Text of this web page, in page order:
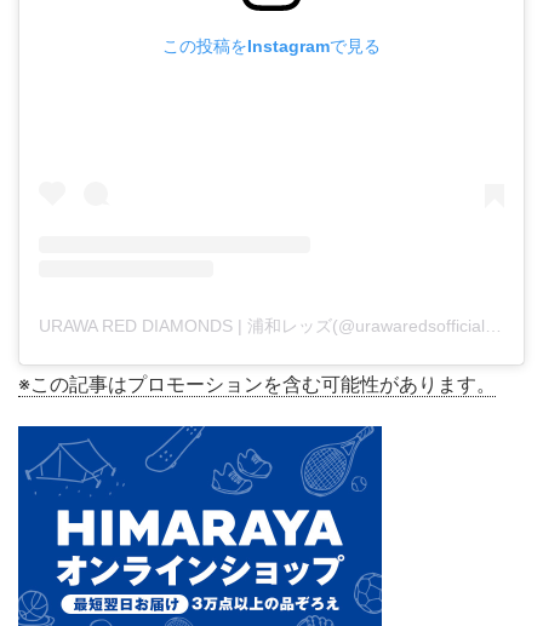
この投稿をInstagramで見る
※この記事はプロモーションを含む可能性があります。